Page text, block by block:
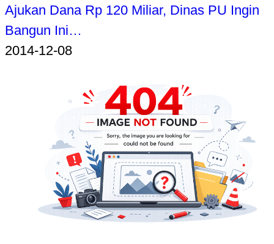
Ajukan Dana Rp 120 Miliar, Dinas PU Ingin
Bangun Ini…
2014-12-08